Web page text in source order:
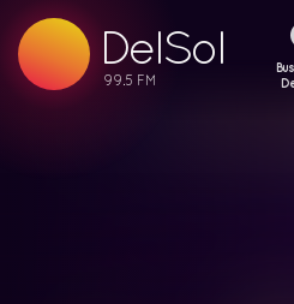
DelSol
99.5 FM